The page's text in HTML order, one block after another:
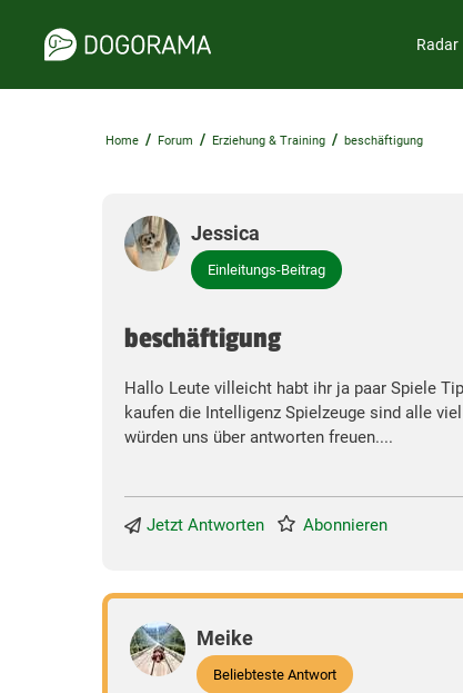
Radar
Home / Forum / Erziehung & Training / beschäftigung
Jessica
Einleitungs-Beitrag
beschäftigung
Hallo Leute villeicht habt ihr ja paar Spiele
kaufen die Intelligenz Spielzeuge sind alle
würden uns über antworten freuen....
Jetzt Antworten Abonnieren
Meike
Beliebteste Antwort